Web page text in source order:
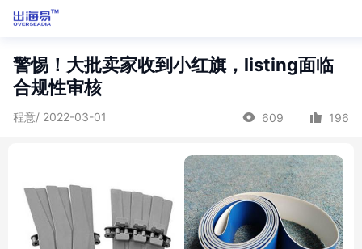
警惕！大批卖家收到小红旗，listing面临
合规性审核
程意/ 2022-03-01 609 196